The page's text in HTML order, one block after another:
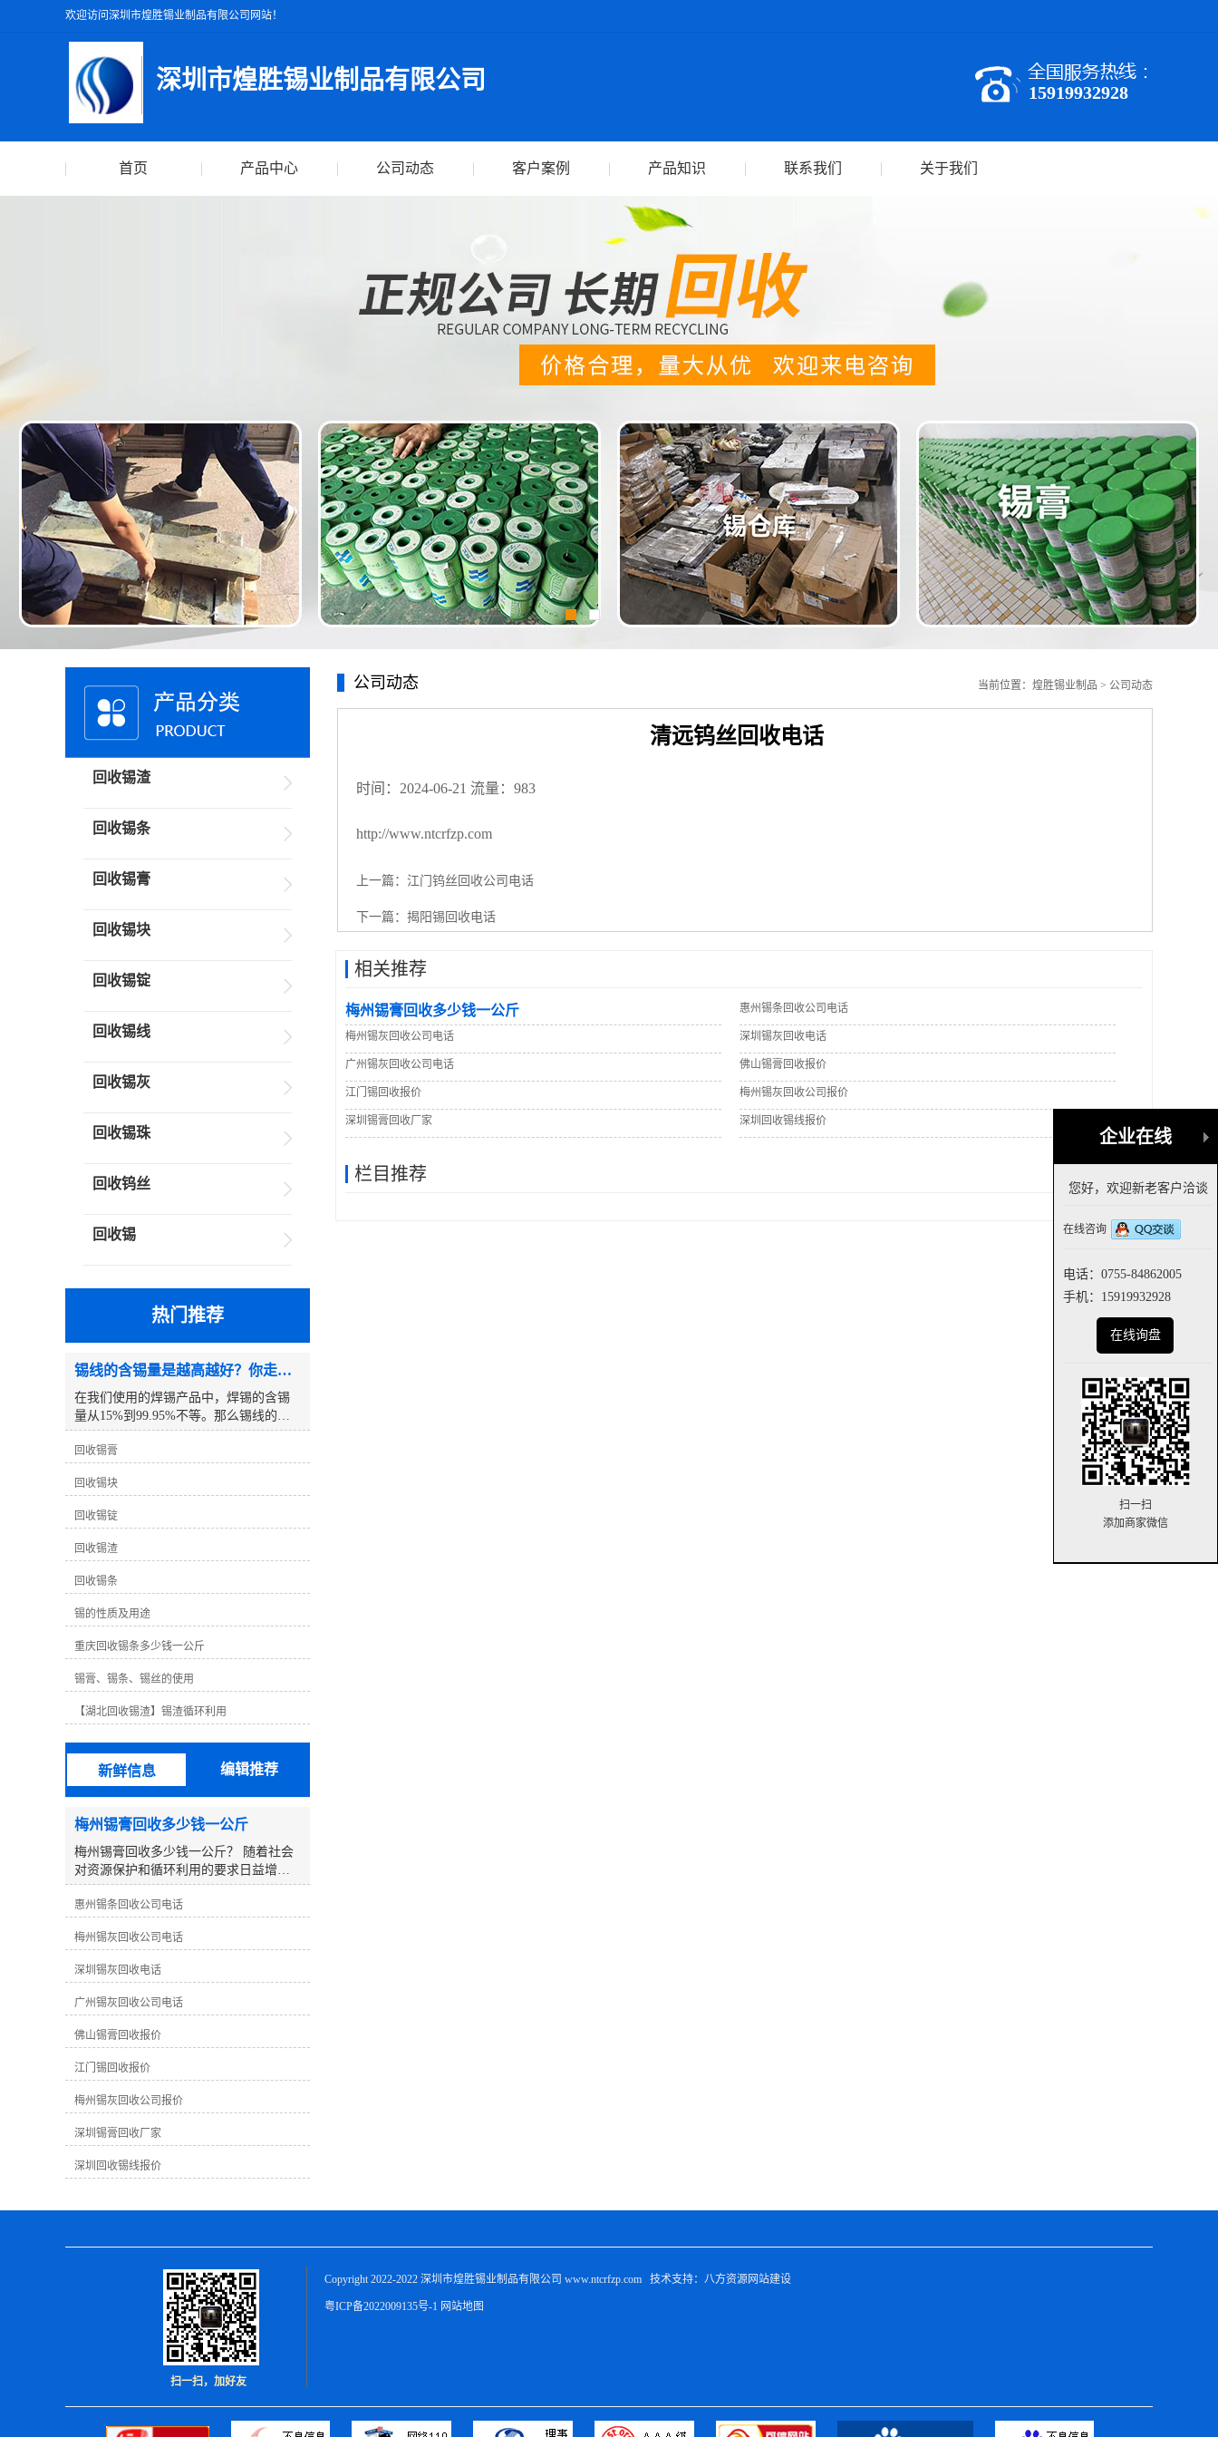
欢迎访问深圳市煌胜锡业制品有限公司网站！
深圳市煌胜锡业制品有限公司 15919932928
首页 产品中心 公司动态 客户案例 产品知识 联系我们 关于我们
公司动态 当前位置： 煌胜锡业制品 > 公司动态
清远钨丝回收电话
时间：2024-06-21 流量：983
http://www.ntcrfzp.com
上一篇： 江门钨丝回收公司电话
下一篇： 揭阳锡回收电话
相关推荐
梅州锡膏回收多少钱一公斤 惠州锡条回收公司电话
梅州锡灰回收公司电话 深圳锡灰回收电话
广州锡灰回收公司电话 佛山锡膏回收报价
江门锡回收报价 梅州锡灰回收公司报价
深圳锡膏回收厂家 深圳回收锡线报价
栏目推荐
回收锡渣
回收锡条
回收锡膏
回收锡块
回收锡锭
回收锡线
回收锡灰
回收锡珠
回收钨丝
回收锡
热门推荐
锡线的含锡量是越高越好？你走进了误区！
在我们使用的焊锡产品中，焊锡的含锡
量从15%到99.95%不等。那么锡线的含
锡量越高越好吗？以下是一个例子:众所
周知，锡线分为铅锡线和无铅锡线，但
63度锡线。除了这条63度的锡线，其他
锡线的度数都是5倍。为什么63度的锡线
不设置为65度？为什么没有比63度高的
铅锡线？例如，70度 、75度 、80度等。
事实上，真相是这样的：63度锡线是铅
与锡的良好比例，其熔点达到较低的183
度℃。为什么没有比63度高的铅锡线
呢？这个问题要简单得多，因为锡的价
锡线的高度不仅昂贵，而且锡线不如63
度好。对于无铅锡线，锡线含量为99.3%
铜0.7%，其他锡线含有银锡线、低温锡
线等。这些锡线需要生产研发，以达到
其他传统无铅锡线无法达到的效果。例
如，低温锡线含锡量为42%。虽然低温锡
线的焊接效果不是很好，但其熔点仅为
138℃，某些部件在焊接过程中不能承受
高温而烧坏。但其焊点相对脆弱，传统
无铅锡线焊接良好，但熔点高达217℃。
这是不可替代的，所以没有可比性。从
以上可以看出，锡的含量并不完全决定
锡丝的焊接效果，选择合适的锡丝是好
的焊丝。
回收锡膏
回收锡块
回收锡锭
回收锡渣
回收锡条
锡的性质及用途
重庆回收锡条多少钱一公斤
锡膏、锡条、锡丝的使用
【湖北回收锡渣】锡渣循环利用
新鲜信息 编辑推荐
梅州锡膏回收多少钱一公斤
梅州锡膏回收多少钱一公斤？ 随着社会
对资源保护和循环利用的要求日益增
加，废弃物的再生利用显得尤为重要。
在电子制造行业中，锡膏是一种重要的
有益环保的行为。那么在梅州地区，回
收一公斤锡膏可以获得怎样的报价呢？
**，要了解在回收行业中，锡膏的回收
价格受到多方面因素的影响： 1. **锡膏
纯度**：回收的锡膏纯度越高，市场**
越高。因为高纯度的锡膏可以更好地加
工再利用。在回收过程中，提取出的纯
锡数量也会影响终的回收价格。 2. **市
影响回收价格。如果市场上对锡膏的需
求量大，则回收价格可能会相应上涨；
反之，需求不足时价格可能较为稳定或
下跌。 3. ****市场价格**：锡是一种有
**市场的金属，其价格会受到**市场价
内回收价格也可能会随之提高。 在梅州
成本等因素，锡膏的回收价格可能会有
所不同。通常情况下，一般工业废锡膏
的回收价格在每公斤几元至十几元不
等，具体价格还需根据实际情况而定。
作为一家致力于锡膏回收的公司，我们
深知锡膏回收对环境保护和资源可持续
利用的重要性。我们公司拥有专业的回
收团队和先进的回收设备，可以为您提
处理的个人，都欢迎与我们联系，我们
惠州锡条回收公司电话
梅州锡灰回收公司电话
深圳锡灰回收电话
广州锡灰回收公司电话
佛山锡膏回收报价
江门锡回收报价
梅州锡灰回收公司报价
深圳锡膏回收厂家
深圳回收锡线报价
扫一扫，加好友
Copyright 2022-2022 深圳市煌胜锡业制品有限公司 www.ntcrfzp.com   技术支持：八方资源网站建设
粤ICP备2022009135号-1 网站地图
企业在线
您好，欢迎新老客户洽谈
在线咨询
电话：0755-84862005
手机：15919932928
在线询盘
扫一扫
添加商家微信